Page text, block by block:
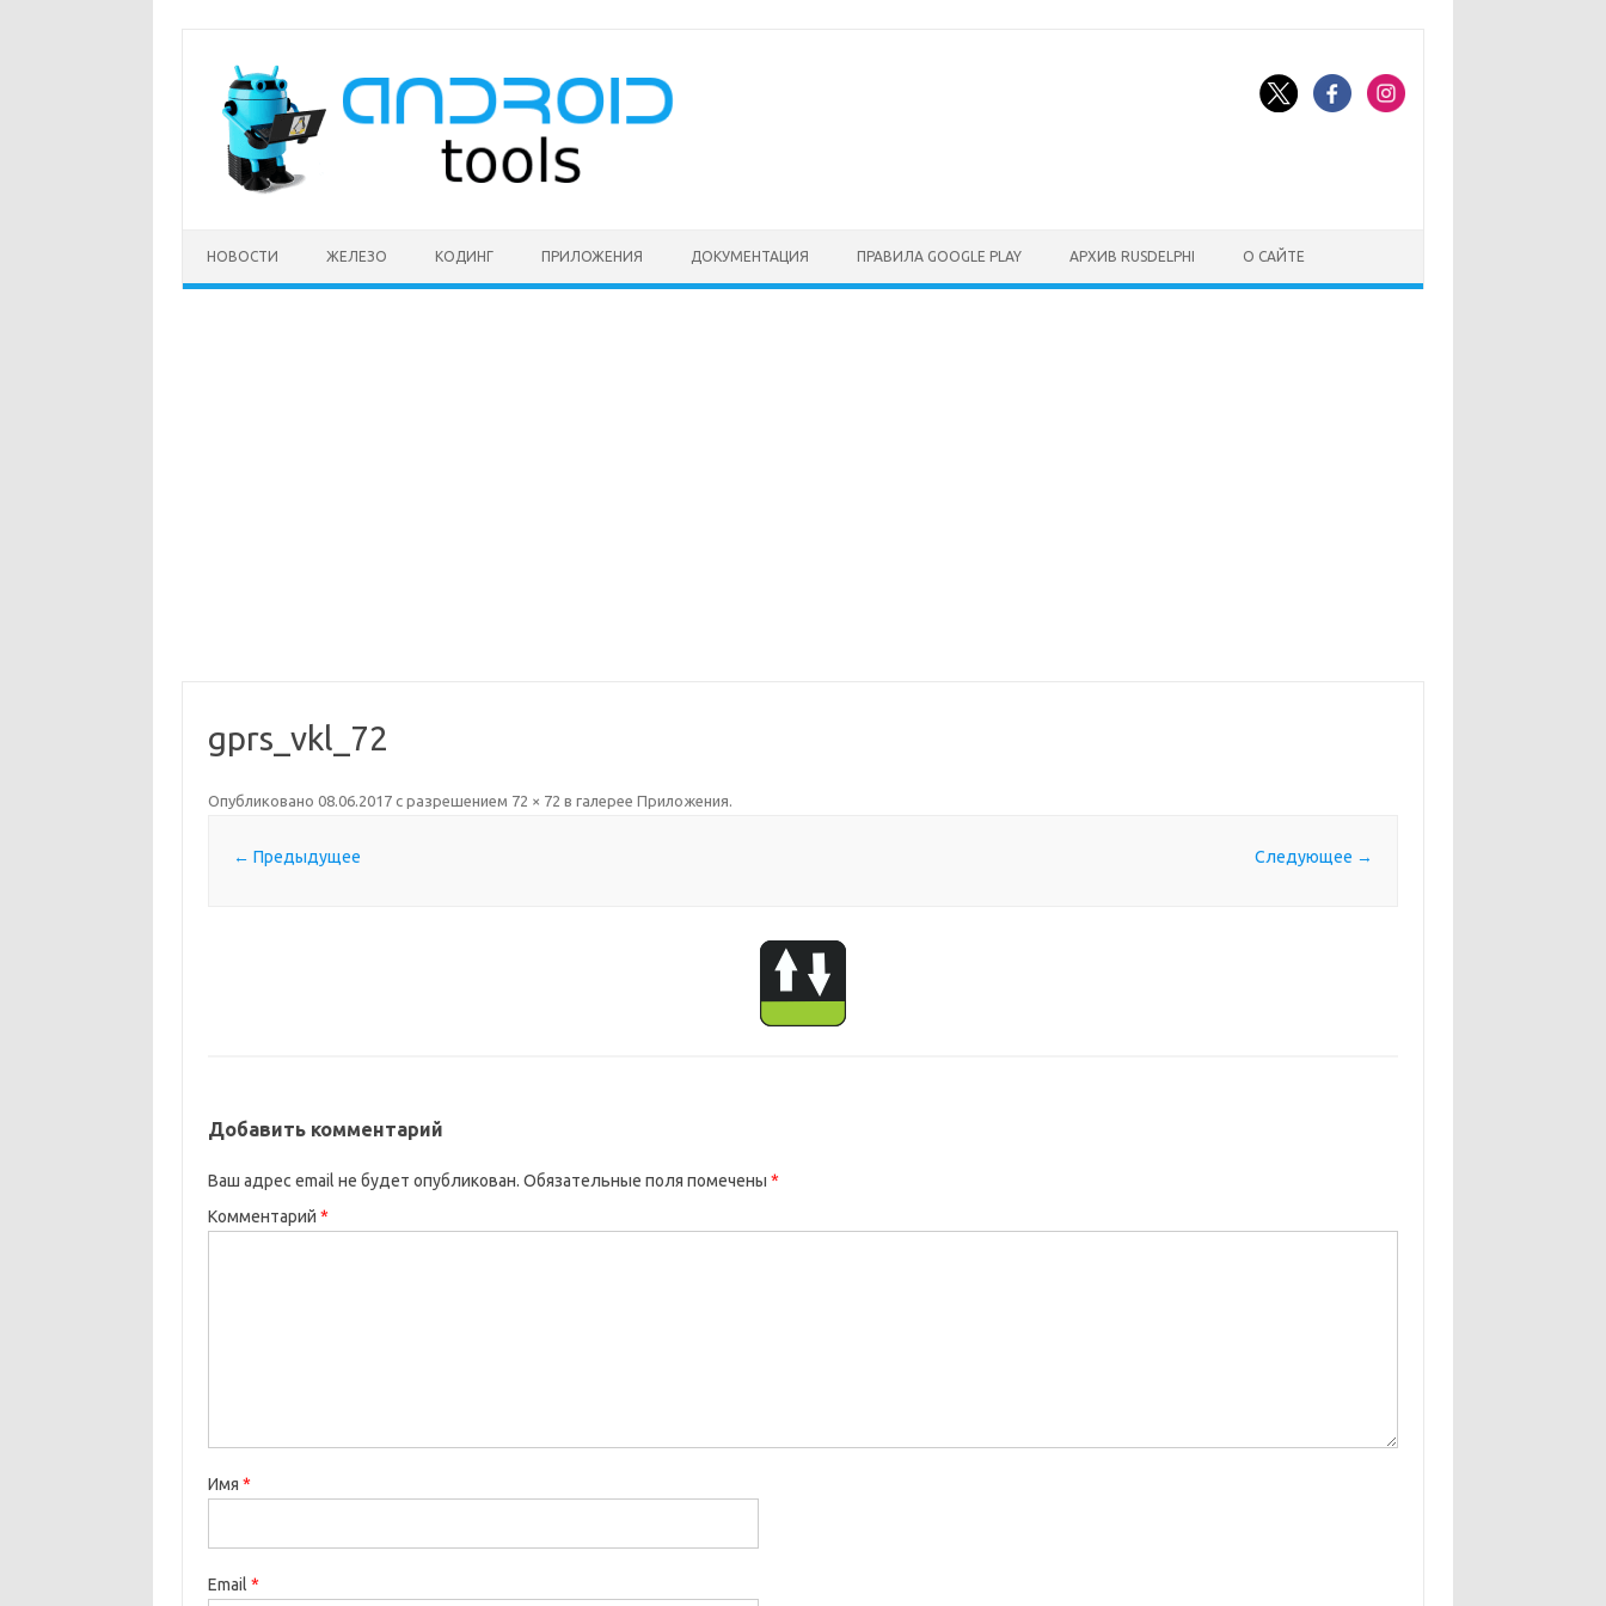
содержимому
НОВОСТИ ЖЕЛЕЗО КОДИНГ ПРИЛОЖЕНИЯ ДОКУМЕНТАЦИЯ ПРАВИЛА GOOGLE PLAY АРХИВ RUSDELPHI О САЙТЕ
gprs_vkl_72
Опубликовано 08.06.2017с разрешением 72 × 72 в галерее Приложения.
← Предыдущее Следующее →
Добавить комментарий
Ваш адрес email не будет опубликован. Обязательные поля помечены *
Комментарий *
Имя *
Email *